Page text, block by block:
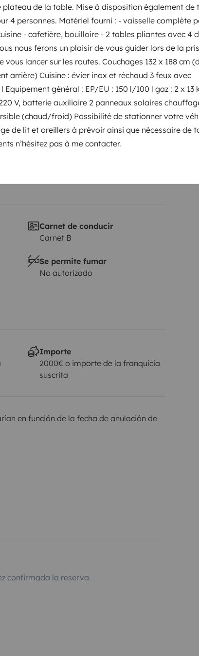
plateau de la table. Mise à disposition également de
4 personnes. Matériel fourni : - vaisselle complète
- cafetière, bouilloire - 2 tables pliantes avec 4
nous ferons un plaisir de vous guider lors de la
vous lancer sur les routes. Couchages 132 x 188 cm
arrière) Cuisine : évier inox et réchaud 3 feux avec
général : EP/EU : 150 l/100 l gaz : 2 x 13
V, batterie auxiliaire 2 panneaux solaires
(chaud/froid) Possibilité de stationner votre
de lit et oreillers à prévoir ainsi que nécessaire de
n’hésitez pas à me contacter.
2001
Altura
3,25 m
Carnet de conducir
Carnet B
Se permite fumar
No autorizado
Importe
2000€ o importe de la franquicia
suscrita
en función de la fecha de anulación de
confirmada la reserva.